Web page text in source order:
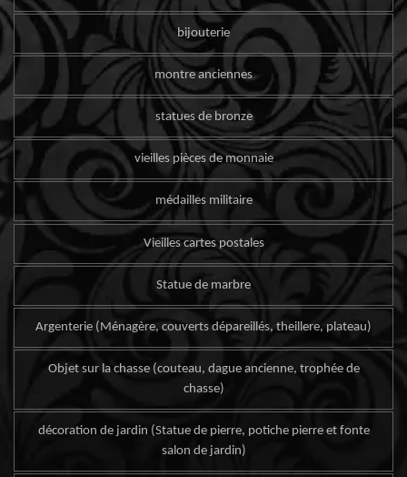
bijouterie
montre anciennes
statues de bronze
vieilles pièces de monnaie
médailles militaire
Vieilles cartes postales
Statue de marbre
Argenterie (Ménagère, couverts dépareillés, theillere, plateau)
Objet sur la chasse (couteau, dague ancienne, trophée de
chasse)
décoration de jardin (Statue de pierre, potiche pierre et fonte
salon de jardin)